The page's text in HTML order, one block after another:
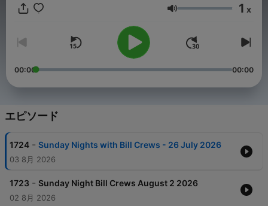
音量 1 x
00:00 00:00
エピソード
1724 - Sunday Nights with Bill Crews - 26 July 2026
03 8月 2026
1723 - Sunday Night Bill Crews August 2 2026
02 8月 2026